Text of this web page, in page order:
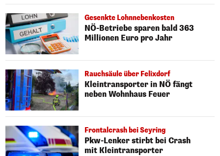
Gesenkte Lohnnebenkosten
NÖ-Betriebe sparen bald 363
Millionen Euro pro Jahr
Rauchsäule über Felixdorf
Kleintransporter in NÖ fängt
neben Wohnhaus Feuer
Frontalcrash bei Seyring
Pkw-Lenker stirbt bei Crash
mit Kleintransporter